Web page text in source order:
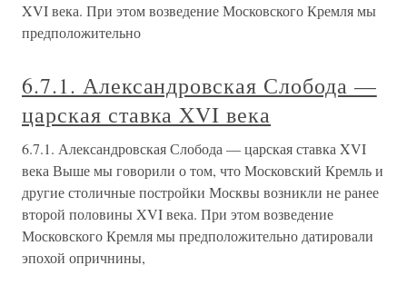
XVI века. При этом возведение Московского Кремля мы
предположительно
6.7.1. Александровская Слобода —
царская ставка XVI века
6.7.1. Александровская Слобода — царская ставка XVI
века Выше мы говорили о том, что Московский Кремль и
другие столичные постройки Москвы возникли не ранее
второй половины XVI века. При этом возведение
Московского Кремля мы предположительно датировали
эпохой опричнины,